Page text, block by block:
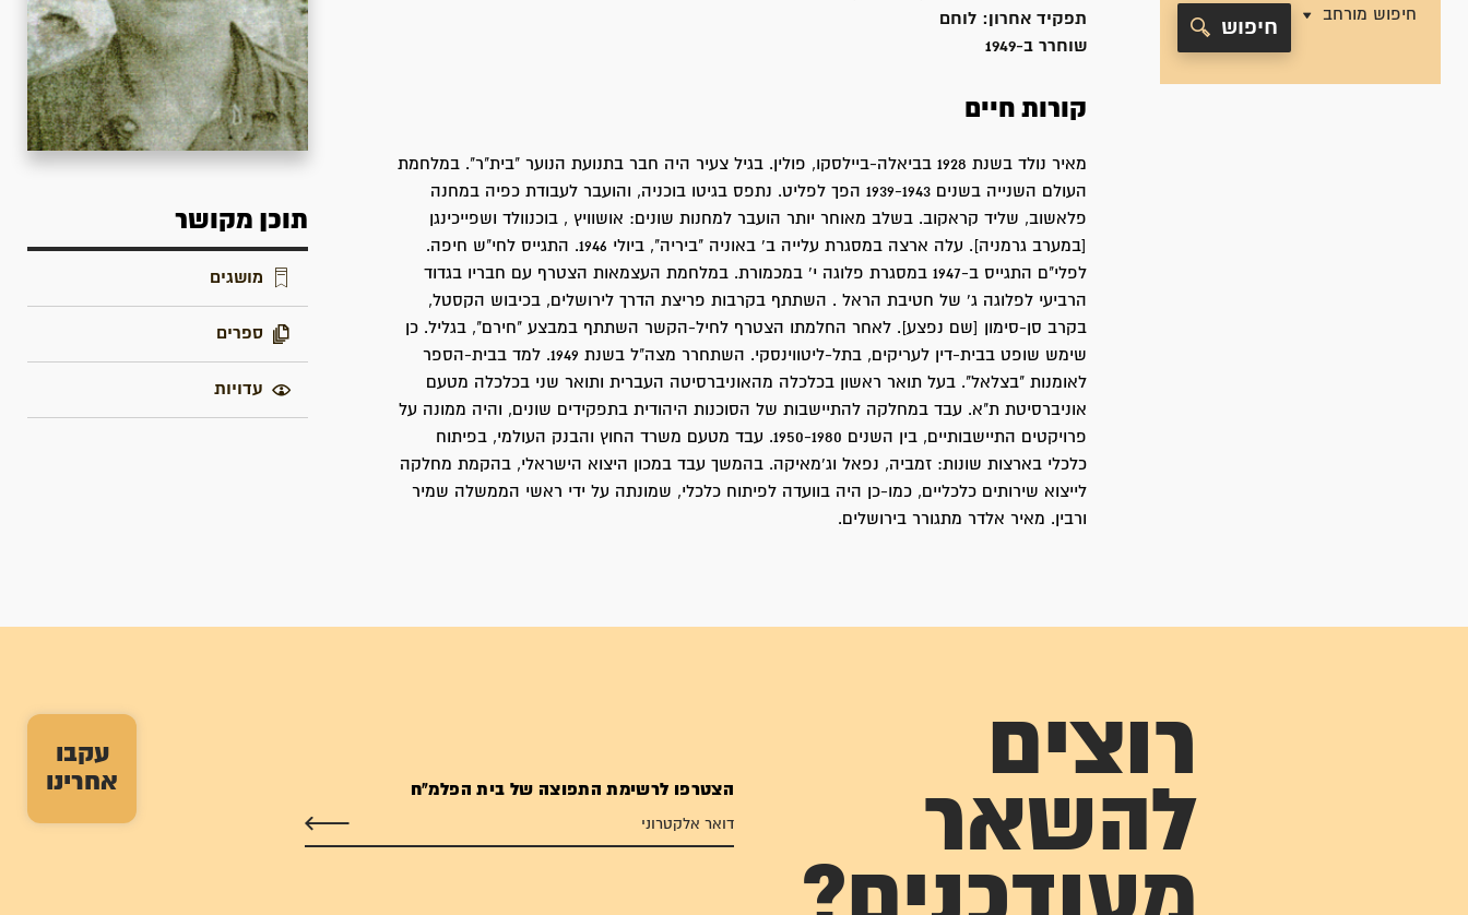
עקבו
אחרינו
חיפוש מורחב
חיפוש
תפקיד אחרון: לוחם
שוחרר ב-1949
קורות חיים
מאיר נולד בשנת 1928 בביאלה-ביילסקו, פולין. בגיל צעיר היה חבר בתנועת הנוער "בית"ר". במלחמת
העולם השנייה בשנים 1939-1943 הפך לפליט. נתפס בגיטו בוכניה, והועבר לעבודת כפיה במחנה
פלאשוב, שליד קראקוב. בשלב מאוחר יותר הועבר למחנות שונים: אושוויץ , בוכנוולד ושפייכינגן
[במערב גרמניה]. עלה ארצה במסגרת עלייה ב' באוניה "ביריה", ביולי 1946. התגייס לחי"ש חיפה.
לפלי"ם התגייס ב-1947 במסגרת פלוגה י' במכמורת. במלחמת העצמאות הצטרף עם חבריו בגדוד
הרביעי לפלוגה ג' של חטיבת הראל . השתתף בקרבות פריצת הדרך לירושלים, בכיבוש הקסטל,
בקרב סן-סימון [שם נפצע]. לאחר החלמתו הצטרף לחיל-הקשר השתתף במבצע "חירם", בגליל. כן
שימש שופט בבית-דין לעריקים, בתל-ליטווינסקי. השתחרר מצה"ל בשנת 1949. למד בבית-הספר
לאומנות "בצלאל". בעל תואר ראשון בכלכלה מהאוניברסיטה העברית ותואר שני בכלכלה מטעם
אוניברסיטת ת"א. עבד במחלקה להתיישבות של הסוכנות היהודית בתפקידים שונים, והיה ממונה על
פרויקטים התיישבותיים, בין השנים 1950-1980. עבד מטעם משרד החוץ והבנק העולמי, בפיתוח
כלכלי בארצות שונות: זמביה, נפאל וג'מאיקה. בהמשך עבד במכון היצוא הישראלי, בהקמת מחלקה
לייצוא שירותים כלכליים, כמו-כן היה בוועדה לפיתוח כלכלי, שמונתה על ידי ראשי הממשלה שמיר
ורבין. מאיר אלדר מתגורר בירושלים.
תוכן מקושר
מושגים
ספרים
עדויות
רוצים
להשאר
הצטרפו לרשימת התפוצה של בית הפלמ"ח